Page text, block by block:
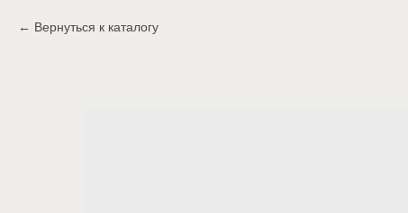
Вернуться к каталогу